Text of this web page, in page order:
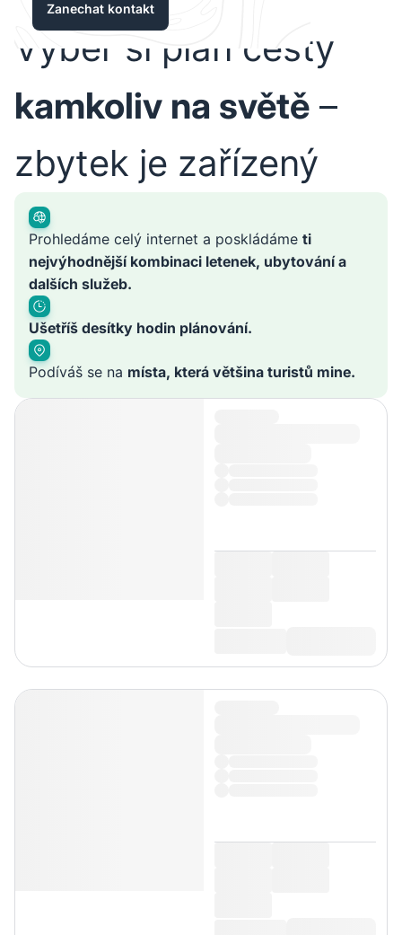
Zanechat kontakt
Vyber si plán cesty
kamkoliv na světě –
zbytek je zařízený
Prohledáme celý internet a poskládáme ti
nejvýhodnější kombinaci letenek, ubytování a
dalších služeb.
Ušetříš desítky hodin plánování.
Podíváš se na místa, která většina turistů mine.